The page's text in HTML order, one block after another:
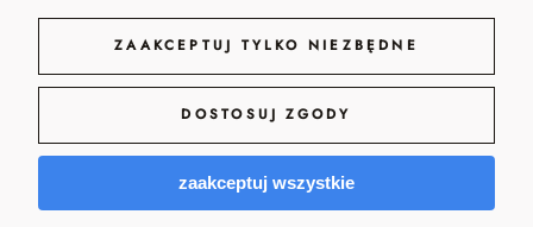
© 2026 Aquarelia. Wszelkie
PL 1132773509
ZAAKCEPTUJ TYLKO NIEZBĘDNE
DOSTOSUJ ZGODY
zaakceptuj wszystkie